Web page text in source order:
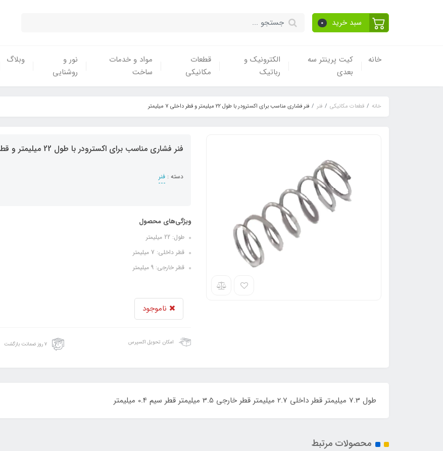
سبد خرید 0
خانه
کیت پرینتر سه
بعدی
الکترونیک و
رباتیک
قطعات
مکانیکی
مواد و خدمات
ساخت
نور و
روشنایی
وبلاگ
خانه قطعات مکانیکی فنر فنر فشاری مناسب برای اکسترودر با طول 22 میلیمتر و قطر داخلی 7 میلیمتر
فنر فشاری مناسب برای اکسترودر با طول 22 میلیمتر و قطر داخلی 7 میلیمتر
دسته : فنر
ویژگی‌های محصول
طول: 22 میلیمتر
قطر داخلی: 7 میلیمتر
قطر خارجی: 9 میلیمتر
ناموجود
امکان تحویل اکسپرس ۷ روز ضمانت بازگشت
طول 7.3 میلیمتر قطر داخلی 2.7 میلیمتر قطر خارجی 3.5 میلیمتر قطر سیم 0.4 میلیمتر
محصولات مرتبط